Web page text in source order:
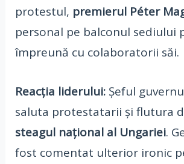
protestul, premierul Péter
personal pe balconul sediului
împreună cu colaboratorii săi.
Reacția liderului:Șeful
saluta protestatarii și flutura
steagul național al Ungariei.
fost comentat ulterior ironic